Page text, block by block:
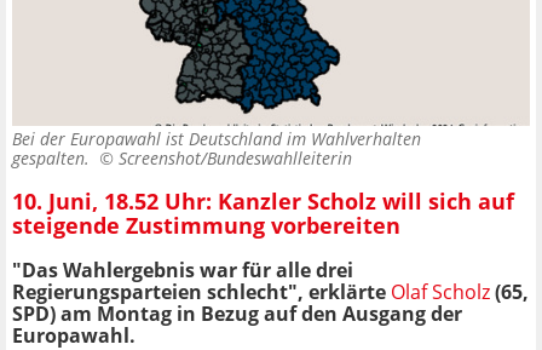
Bei der Europawahl ist Deutschland im Wahlverhalten
gespalten. © Screenshot/Bundeswahlleiterin
10. Juni, 18.52 Uhr: Kanzler Scholz will sich auf
steigende Zustimmung vorbereiten
"Das Wahlergebnis war für alle drei
Regierungsparteien schlecht", erklärte Olaf Scholz(65,
SPD) am Montag in Bezug auf den Ausgang der
Europawahl.